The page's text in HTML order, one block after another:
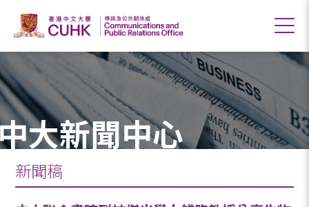
大新聞中心
新聞稿